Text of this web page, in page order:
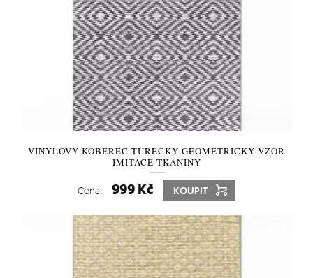
VINYLOVÝ KOBEREC TURECKÝ GEOMETRICKÝ VZOR
IMITACE TKANINY
Cena: 999 Kč KOUPIT